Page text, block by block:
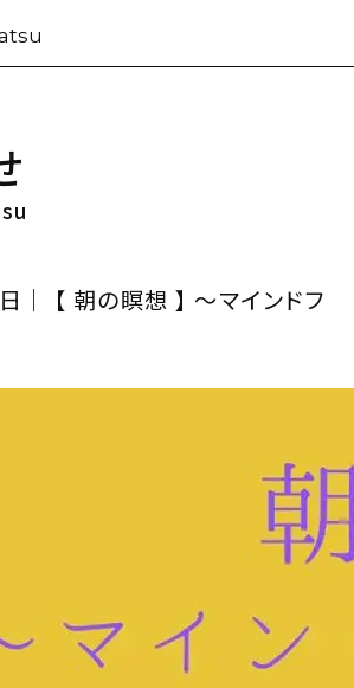
【 朝の瞑想 】 〜マインドフ